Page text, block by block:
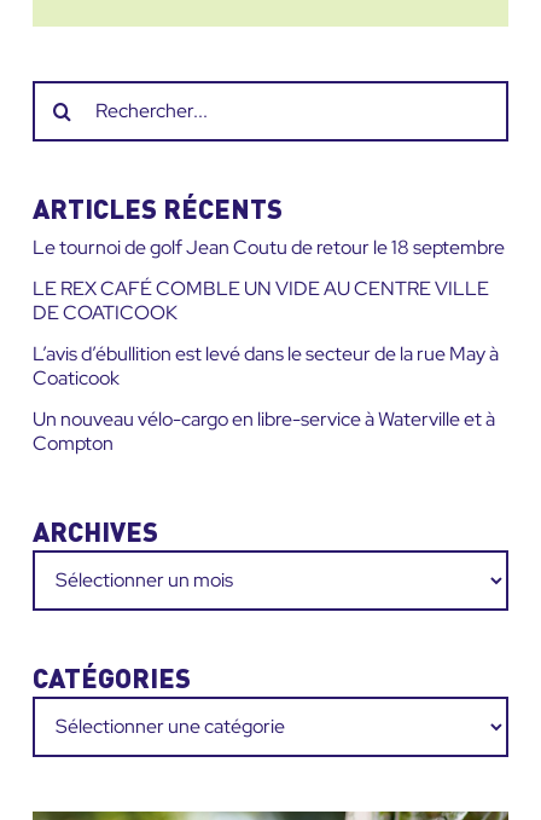
Recherche
site
:
ARTICLES RÉCENTS
Le tournoi de golf Jean Coutu de retour le 18 septembre
LE REX CAFÉ COMBLE UN VIDE AU CENTRE VILLE
DE COATICOOK
L’avis d’ébullition est levé dans le secteur de la rue May à
Coaticook
Un nouveau vélo-cargo en libre-service à Waterville et à
Compton
ARCHIVES
Archives
CATÉGORIES
Catégories